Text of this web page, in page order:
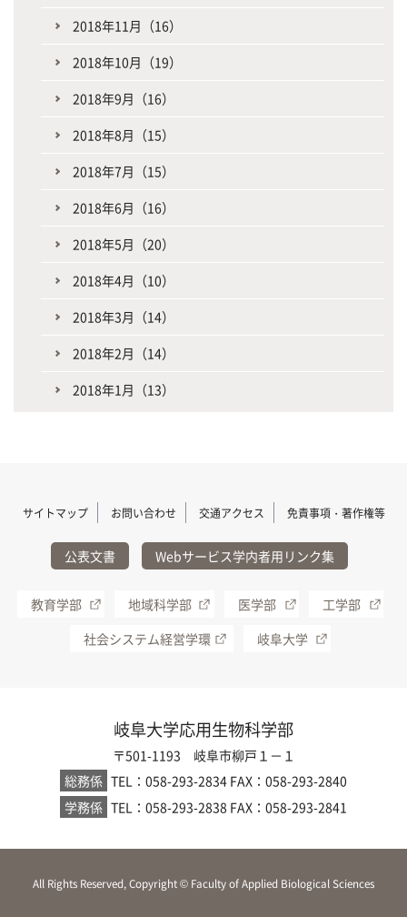
2018年11月（16）
2018年10月（19）
2018年9月（16）
2018年8月（15）
2018年7月（15）
2018年6月（16）
2018年5月（20）
2018年4月（10）
2018年3月（14）
2018年2月（14）
2018年1月（13）
サイトマップ お問い合わせ 交通アクセス 免責事項・著作権等
公表文書 Webサービス学内者用リンク集
教育学部 地域科学部 医学部
工学部
社会システム経営学環
岐阜大学
岐阜大学応用生物科学部
〒501-1193 岐阜市柳戸１－１
総務係 TEL：058-293-2834 FAX：058-293-2840
学務係 TEL：058-293-2838 FAX：058-293-2841
All Rights Reserved, Copyright © Faculty of Applied Biological Sciences